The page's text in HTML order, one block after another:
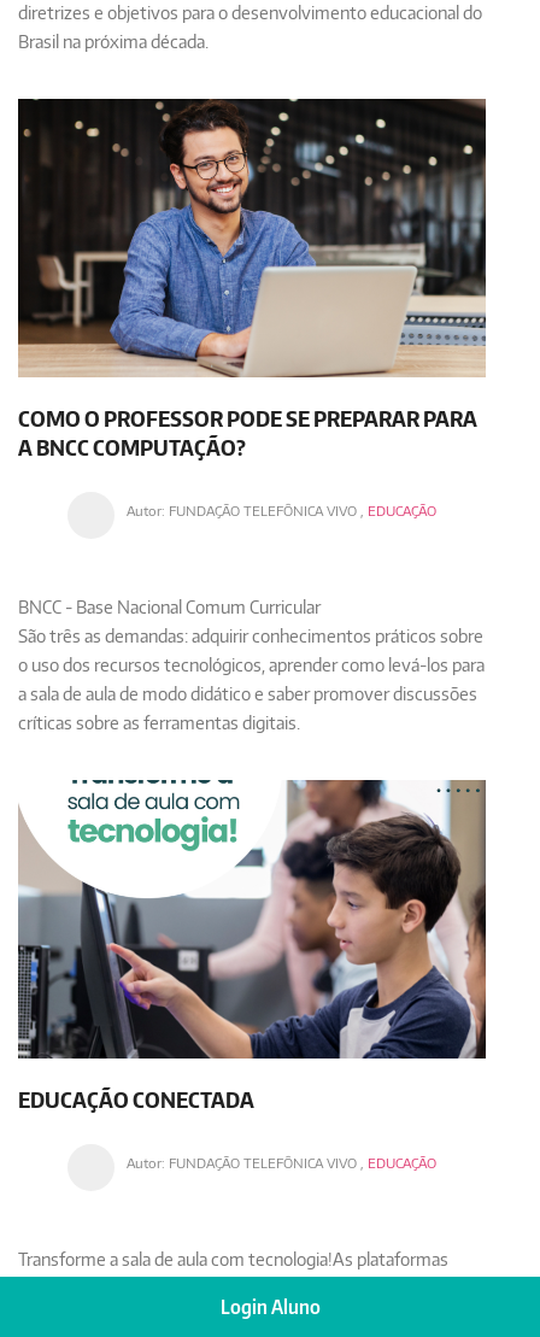
diretrizes e objetivos para o desenvolvimento educacional do
Brasil na próxima década.
COMO O PROFESSOR PODE SE PREPARAR PARA
A BNCC COMPUTAÇÃO?
Autor: FUNDAÇÃO TELEFÔNICA VIVO EDUCAÇÃO
BNCC - Base Nacional Comum Curricular
São três as demandas: adquirir conhecimentos práticos sobre
o uso dos recursos tecnológicos, aprender como levá-los para
a sala de aula de modo didático e saber promover discussões
críticas sobre as ferramentas digitais.
EDUCAÇÃO CONECTADA
Autor: FUNDAÇÃO TELEFÔNICA VIVO EDUCAÇÃO
Transforme a sala de aula com tecnologia!As plataformas
personalizada e eficiente. Professores podem acompanhar o
Login Aluno